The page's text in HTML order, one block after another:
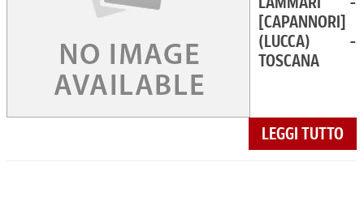
[CAPANNORI]
(LUCCA) -
TOSCANA
LEGGI TUTTO